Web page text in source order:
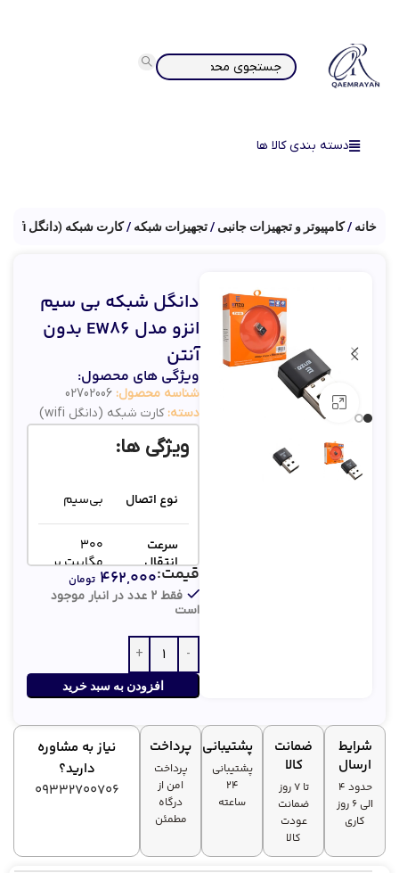
دسته بندی کالا ها
خانه کامپیوتر و تجهیزات جانبی تجهیزات شبکه کارت شبکه (دانگل wifi)
بزرگنمایی تصویر
دانگل شبکه بی سیم
انزو مدل EW86 بدون
آنتن
ویژگی های محصول:
شناسه محصول: 02702006
دسته: کارت شبکه (دانگل wifi)
ویژگی ها:
نوع اتصال بی‌سیم
سرعت
انتقال
داده
۳۰۰
مگابیت بر
ثانیه
پشتیبانی
از سیستم
عامل
11
فقط 2 عدد در انبار موجود
است
افزودن به سبد خرید
قیمت:۴۶۲,۰۰۰ تومان
شرایط
ارسال
حدود 4
الی 6 روز
کاری
ضمانت
کالا
تا ۷ روز
ضمانت
عودت
کالا
پشتیبانی
پشتیبانی
۲۴
ساعته
پرداخت
پرداخت
امن از
درگاه
مطمئن
نیاز به مشاوره
دارید؟
09332700706